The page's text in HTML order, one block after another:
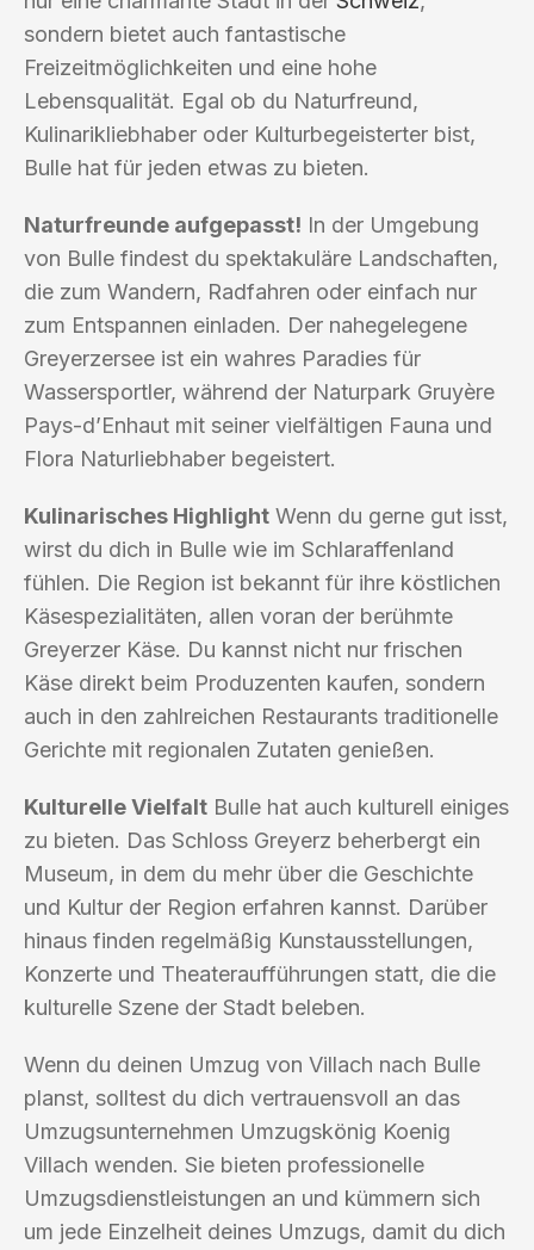
sondern bietet auch fantastische
Freizeitmöglichkeiten und eine hohe
Lebensqualität. Egal ob du Naturfreund,
Kulinarikliebhaber oder Kulturbegeisterter bist,
Bulle hat für jeden etwas zu bieten.
Naturfreunde aufgepasst! In der Umgebung
von Bulle findest du spektakuläre Landschaften,
die zum Wandern, Radfahren oder einfach nur
zum Entspannen einladen. Der nahegelegene
Greyerzersee ist ein wahres Paradies für
Wassersportler, während der Naturpark Gruyère
Pays-d’Enhaut mit seiner vielfältigen Fauna und
Flora Naturliebhaber begeistert.
Kulinarisches Highlight Wenn du gerne gut isst,
wirst du dich in Bulle wie im Schlaraffenland
fühlen. Die Region ist bekannt für ihre köstlichen
Käsespezialitäten, allen voran der berühmte
Greyerzer Käse. Du kannst nicht nur frischen
Käse direkt beim Produzenten kaufen, sondern
auch in den zahlreichen Restaurants traditionelle
Gerichte mit regionalen Zutaten genießen.
Kulturelle Vielfalt Bulle hat auch kulturell einiges
zu bieten. Das Schloss Greyerz beherbergt ein
Museum, in dem du mehr über die Geschichte
und Kultur der Region erfahren kannst. Darüber
hinaus finden regelmäßig Kunstausstellungen,
Konzerte und Theateraufführungen statt, die die
kulturelle Szene der Stadt beleben.
Wenn du deinen Umzug von Villach nach Bulle
planst, solltest du dich vertrauensvoll an das
Umzugsunternehmen Umzugskönig Koenig
Villach wenden. Sie bieten professionelle
Umzugsdienstleistungen an und kümmern sich
um jede Einzelheit deines Umzugs, damit du dich